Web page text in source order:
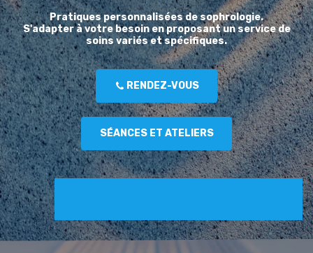
Pratiques personnalisées de sophrologie.
S'adapter à votre besoin en proposant un service de
soins variés et spécifiques.
RENDEZ-VOUS
SÉANCES ET ATELIERS